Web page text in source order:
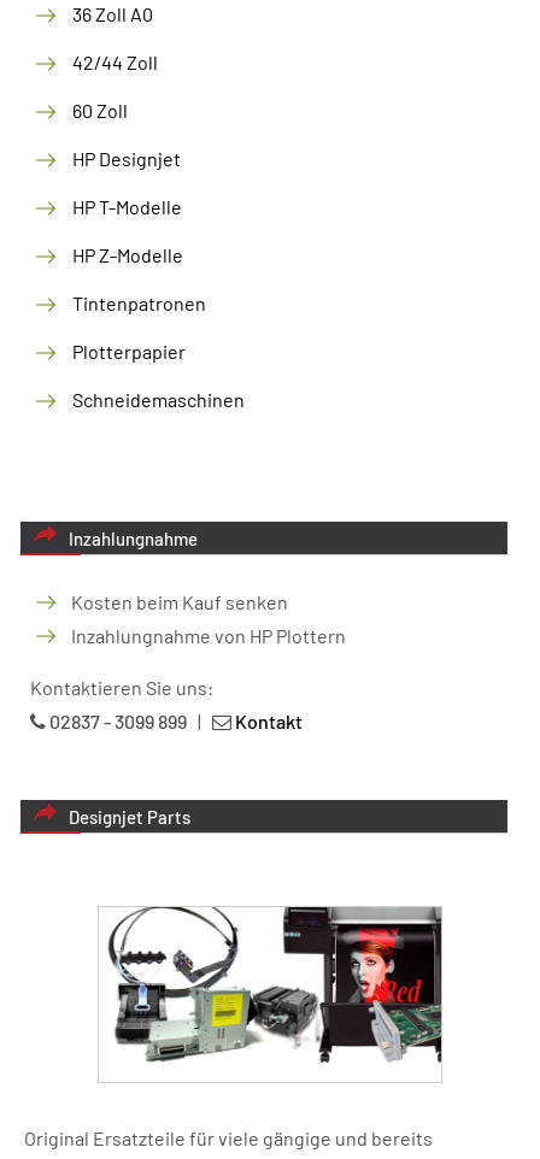
36 Zoll A0
42/44 Zoll
60 Zoll
HP Designjet
HP T-Modelle
HP Z-Modelle
Tintenpatronen
Plotterpapier
Schneidemaschinen
Inzahlungnahme
Kosten beim Kauf senken
Inzahlungnahme von HP Plottern
Kontaktieren Sie uns:
02837 - 3099 899 | Kontakt
Designjet Parts
Original Ersatzteile für viele gängige und bereits